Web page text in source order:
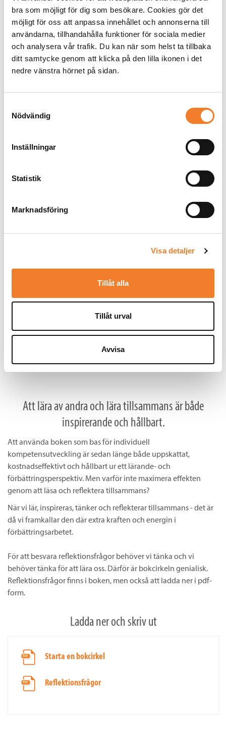
bra som möjligt för dig som besökare. Cookies gör det
möjligt för oss att anpassa innehållet och annonserna till
användarna, tillhandahålla funktioner för sociala medier
och analysera vår trafik. Du kan när som helst ta tillbaka
ditt samtycke genom att klicka på den lilla ikonen i det
nedre vänstra hörnet på sidan.
Nödvändig
Inställningar
Statistik
Marknadsföring
Visa detaljer
Tillåt alla
Tillåt urval
Avvisa
reflektionstillfällen.
Tid och plats i kalendern
ska den individuella läsningen och de
Beställ varsin bok till alla som ska delta
exemplar till alla som deltar i bokcirkeln är
hållbara lärandet. Vid beställning av fler än 20 böcker så får du
Sätt igång att läsa, reflektera, inspireras och
gått igenom ovanstående har du en bra grund för
bokcirkelarbetet. Det här är ett inspirerande sätt att få fart på
av alla era gemensamma reflektioner, er nya idéer och den
energi som föds under processen.
kan du ladda ner här till höger på sidan. >>
Att lära av andra och lära tillsammans är både
inspirerande och hållbart.
Att använda boken som bas för individuell
kompetensutveckling är sedan länge både uppskattat,
kostnadseffektivt och hållbart ur ett lärande- och
förbättringsperspektiv. Men varför inte maximera effekten
genom att läsa och reflektera tillsammans?
När vi lär, inspireras, tänker och reflekterar tillsammans - det är
då vi framkallar den där extra kraften och energin i
förbättringsarbetet.
För att besvara reflektionsfrågor behöver vi tänka och vi
behöver tänka för att lära oss. Därför är bokcirkeln genialisk.
Reflektionsfrågor finns i boken, men också att ladda ner i pdf-
form.
Ladda ner och skriv ut
Starta en bokcirkel
Reflektionsfrågor